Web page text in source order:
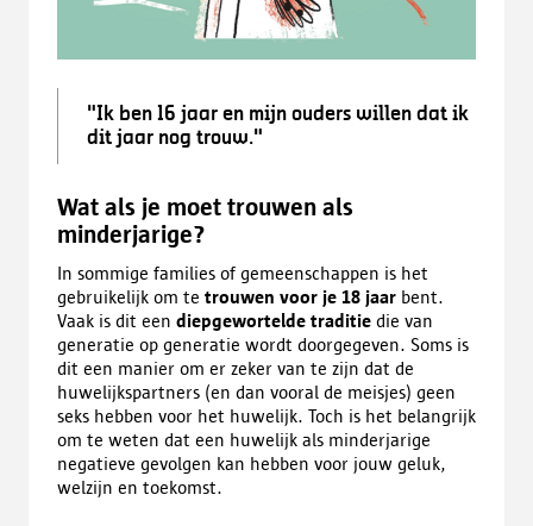
"Ik ben 16 jaar en mijn ouders willen dat ik
dit jaar nog trouw."
Wat als je moet trouwen als
minderjarige?
In sommige families of gemeenschappen is het
gebruikelijk om te trouwen voor je 18 jaar bent.
Vaak is dit een diepgewortelde traditie die van
generatie op generatie wordt doorgegeven. Soms is
dit een manier om er zeker van te zijn dat de
huwelijkspartners (en dan vooral de meisjes) geen
seks hebben voor het huwelijk. Toch is het belangrijk
om te weten dat een huwelijk als minderjarige
negatieve gevolgen kan hebben voor jouw geluk,
welzijn en toekomst.